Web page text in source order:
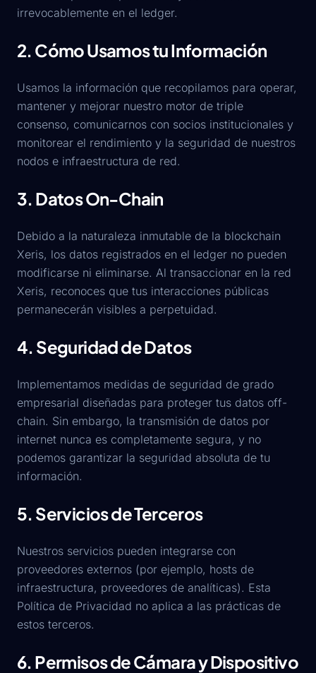
irrevocablemente en el ledger.
2. Cómo Usamos tu Información
Usamos la información que recopilamos para operar,
mantener y mejorar nuestro motor de triple
consenso, comunicarnos con socios institucionales y
monitorear el rendimiento y la seguridad de nuestros
nodos e infraestructura de red.
3. Datos On-Chain
Debido a la naturaleza inmutable de la blockchain
Xeris, los datos registrados en el ledger no pueden
modificarse ni eliminarse. Al transaccionar en la red
Xeris, reconoces que tus interacciones públicas
permanecerán visibles a perpetuidad.
4. Seguridad de Datos
Implementamos medidas de seguridad de grado
empresarial diseñadas para proteger tus datos off-
chain. Sin embargo, la transmisión de datos por
internet nunca es completamente segura, y no
podemos garantizar la seguridad absoluta de tu
información.
5. Servicios de Terceros
Nuestros servicios pueden integrarse con
proveedores externos (por ejemplo, hosts de
infraestructura, proveedores de analíticas). Esta
Política de Privacidad no aplica a las prácticas de
estos terceros.
6. Permisos de Cámara y Dispositivo